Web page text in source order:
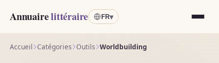
Annuairelittéraire FR▾
Accueil Catégories Outils Worldbuilding